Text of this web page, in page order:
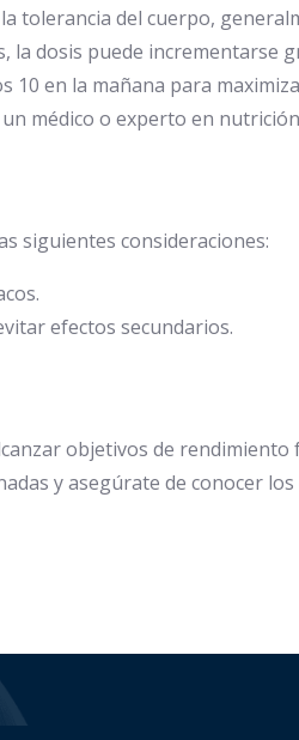
tolerancia del cuerpo,
la dosis puede incrementarse
10 en la mañana para
médico o experto en
siguientes consideraciones:
efectos secundarios.
objetivos de
y asegúrate de conocer